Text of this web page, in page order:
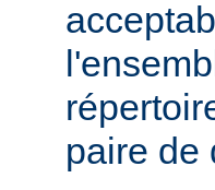
paire de